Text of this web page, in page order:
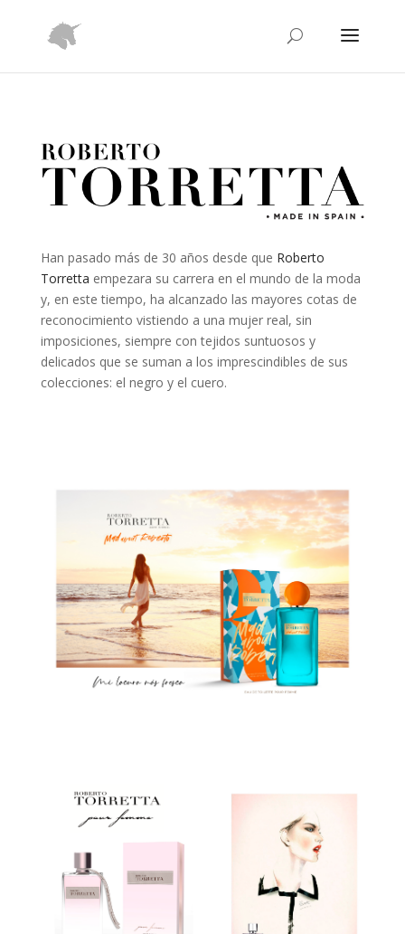
Han pasado más de 30 años desde que Roberto
Torretta empezara su carrera en el mundo de la moda
y, en este tiempo, ha alcanzado las mayores cotas de
reconocimiento vistiendo a una mujer real, sin
imposiciones, siempre con tejidos suntuosos y
delicados que se suman a los imprescindibles de sus
colecciones: el negro y el cuero.